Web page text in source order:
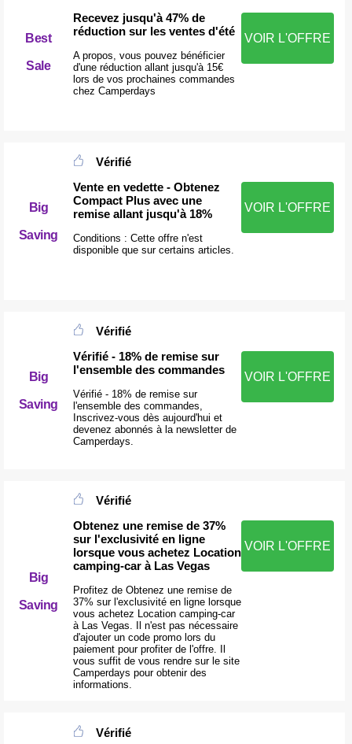
Best
Sale
Recevez jusqu'à 47% de
réduction sur les ventes d'été
A propos, vous pouvez bénéficier
d'une réduction allant jusqu'à 15€
lors de vos prochaines commandes
chez Camperdays
VOIR L'OFFRE
Big
Saving
Vérifié
Vente en vedette - Obtenez
Compact Plus avec une
remise allant jusqu'à 18%
Conditions : Cette offre n'est
disponible que sur certains articles.
VOIR L'OFFRE
Big
Saving
Vérifié
Vérifié - 18% de remise sur
l'ensemble des commandes
Vérifié - 18% de remise sur
l'ensemble des commandes,
Inscrivez-vous dès aujourd'hui et
devenez abonnés à la newsletter de
Camperdays.
VOIR L'OFFRE
Big
Saving
Vérifié
Obtenez une remise de 37%
sur l'exclusivité en ligne
lorsque vous achetez Location
camping-car à Las Vegas
Profitez de Obtenez une remise de
37% sur l'exclusivité en ligne lorsque
vous achetez Location camping-car
à Las Vegas. Il n'est pas nécessaire
d'ajouter un code promo lors du
paiement pour profiter de l'offre. Il
vous suffit de vous rendre sur le site
Camperdays pour obtenir des
informations.
VOIR L'OFFRE
Vérifié